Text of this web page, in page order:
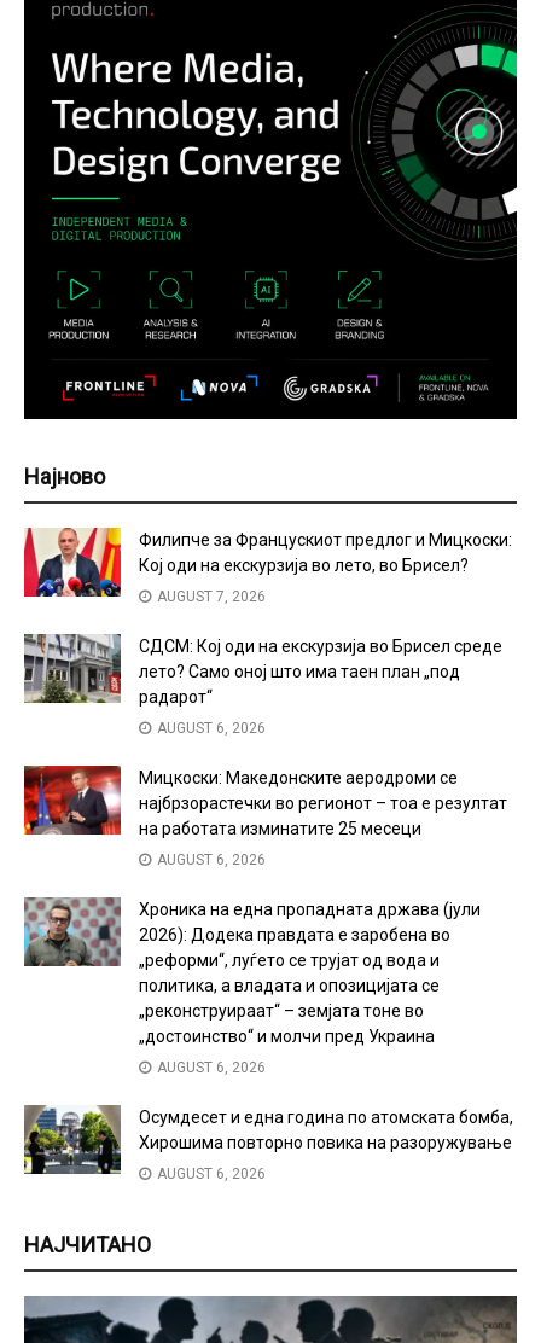
Најново
Филипче за Францускиот предлог и Мицкоски:
Кој оди на екскурзија во лето, во Брисел?
AUGUST 7, 2026
СДСМ: Кој оди на екскурзија во Брисел среде
лето? Само оној што има таен план „под
радарот“
AUGUST 6, 2026
Мицкоски: Македонските аеродроми се
најбрзорастечки во регионот – тоа е резултат
на работата изминатите 25 месеци
AUGUST 6, 2026
Хроника на една пропадната држава (јули
2026): Додека правдата е заробена во
„реформи“, луѓето се трујат од вода и
политика, а владата и опозицијата се
„реконструираат“ – земјата тоне во
„достоинство“ и молчи пред Украина
AUGUST 6, 2026
Осумдесет и една година по атомската бомба,
Хирошима повторно повика на разоружување
AUGUST 6, 2026
НАЈЧИТАНО